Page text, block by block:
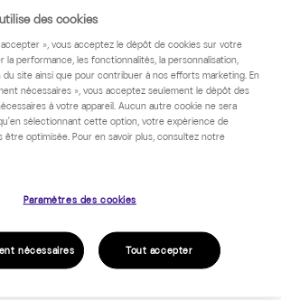
Sur devis, nous consulter.
cible
public en situation régulière de
ou en lien avec les actions
recrutement (RH, recruteurs,
etc)
des cookies
», vous acceptez le dépôt de cookies sur votre
la performance, les fonctionnalités, la personnalisation,
du site ainsi que pour contribuer à nos efforts marketing. En
nécessaires », vous acceptez seulement le dépôt des
à votre appareil. Aucun autre cookie ne sera
sélectionnant cette option, votre expérience de
être optimisée. Pour en savoir plus, consultez notre
Paramètres des cookies
nécessaires Tout accepter